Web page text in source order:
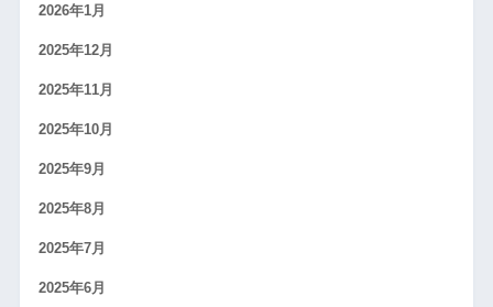
2026年1月
2025年12月
2025年11月
2025年10月
2025年9月
2025年8月
2025年7月
2025年6月